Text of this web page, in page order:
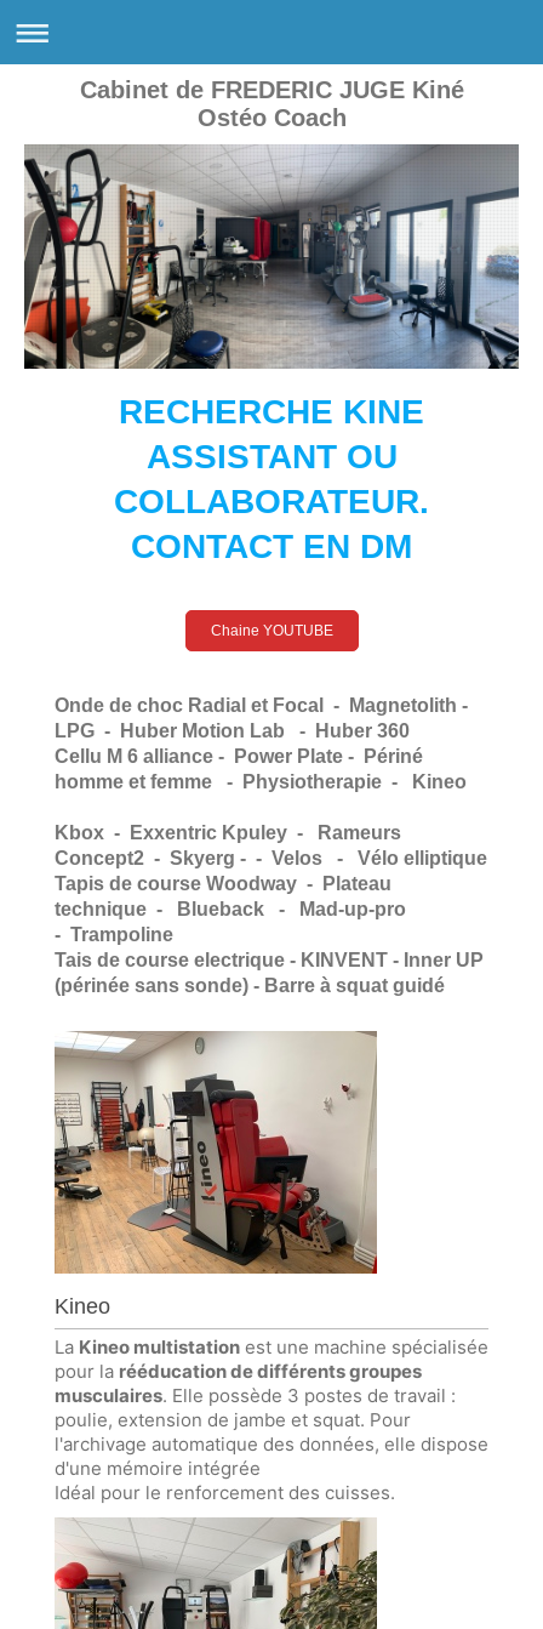
Cabinet de FREDERIC JUGE Kiné
Ostéo Coach
RECHERCHE KINE
ASSISTANT OU
COLLABORATEUR.
CONTACT EN DM
Chaine YOUTUBE
Onde de choc Radial et Focal - Magnetolith -
LPG - Huber Motion Lab - Huber 360
Cellu M 6 alliance - Power Plate - Périné
homme et femme - Physiotherapie - Kineo
Kbox - Exxentric Kpuley - Rameurs
Concept2 - Skyerg - - Velos - Vélo elliptique
Tapis de course Woodway - Plateau
technique - Blueback - Mad-up-pro
- Trampoline
Tais de course electrique - KINVENT - Inner UP
(périnée sans sonde) - Barre à squat guidé
Kineo
La Kineo multistation est une machine spécialisée
pour la rééducation de différents groupes
musculaires. Elle possède 3 postes de travail :
poulie, extension de jambe et squat. Pour
l'archivage automatique des données, elle dispose
d'une mémoire intégrée
Idéal pour le renforcement des cuisses.